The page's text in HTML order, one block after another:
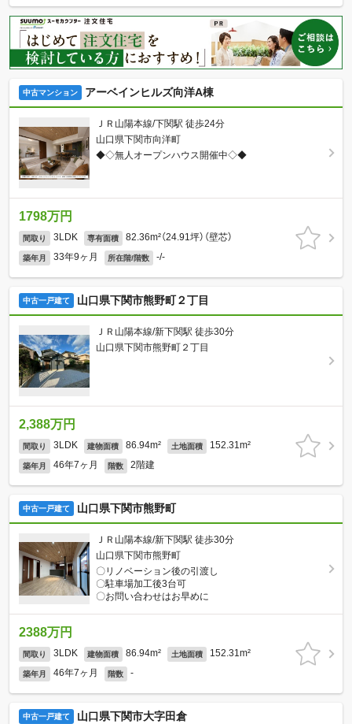
中古マンション アーベインヒルズ向洋A棟
ＪＲ山陽本線/下関駅 徒歩24分
山口県下関市向洋町
◆◇無人オープンハウス開催中◇◆
1798万円
間取り 3LDK 専有面積 82.36m²（24.91坪）（壁芯）
築年月 33年9ヶ月 所在階/階数 -/-
中古一戸建て 山口県下関市熊野町２丁目
ＪＲ山陽本線/新下関駅 徒歩30分
山口県下関市熊野町２丁目
2,388万円
間取り 3LDK 建物面積 86.94m² 土地面積 152.31m²
築年月 46年7ヶ月 階数 2階建
中古一戸建て 山口県下関市熊野町
ＪＲ山陽本線/新下関駅 徒歩30分
山口県下関市熊野町
〇リノベーション後の引渡し
〇駐車場加工後3台可
〇お問い合わせはお早めに
2388万円
間取り 3LDK 建物面積 86.94m² 土地面積 152.31m²
築年月 46年7ヶ月 階数 -
中古一戸建て 山口県下関市大字田倉